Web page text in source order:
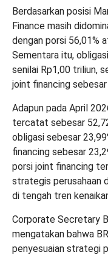
Berdasarkan posisi
Finance masih
dengan porsi 56,01%
Sementara itu,
senilai Rp1,00 triliun,
joint financing
Adapun pada April
tercatat sebesar
obligasi sebesar
financing sebesar
porsi joint financing
strategis perusahaan
di tengah tren
Corporate Secretary
mengatakan bahwa
penyesuaian strategi